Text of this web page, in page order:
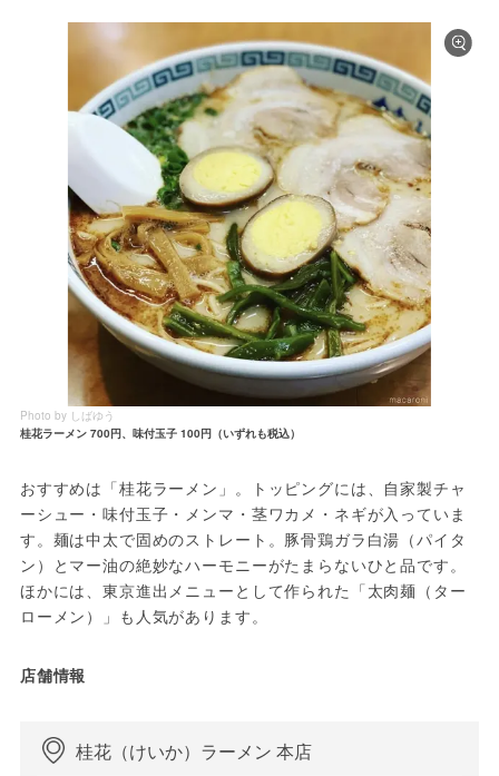
Photo by しばゆう
桂花ラーメン 700円、味付玉子 100円（いずれも税込）
おすすめは「桂花ラーメン」。トッピングには、自家製チャ
ーシュー・味付玉子・メンマ・茎ワカメ・ネギが入っていま
す。麺は中太で固めのストレート。豚骨鶏ガラ白湯（パイタ
ン）とマー油の絶妙なハーモニーがたまらないひと品です。
ほかには、東京進出メニューとして作られた「太肉麺（ター
ローメン）」も人気があります。
店舗情報
桂花（けいか）ラーメン 本店